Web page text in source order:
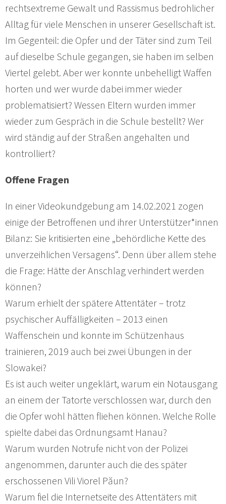
rechtsextreme Gewalt und Rassismus bedrohlicher
Alltag für viele Menschen in unserer Gesellschaft ist.
Im Gegenteil: die Opfer und der Täter sind zum Teil
auf dieselbe Schule gegangen, sie haben im selben
Viertel gelebt. Aber wer konnte unbehelligt Waffen
horten und wer wurde dabei immer wieder
problematisiert? Wessen Eltern wurden immer
wieder zum Gespräch in die Schule bestellt? Wer
wird ständig auf der Straßen angehalten und
kontrolliert?
Offene Fragen
In einer Videokundgebung am 14.02.2021 zogen
einige der Betroffenen und ihrer Unterstützer*innen
Bilanz: Sie kritisierten eine „behördliche Kette des
unverzeihlichen Versagens“. Denn über allem stehe
die Frage: Hätte der Anschlag verhindert werden
können?
Warum erhielt der spätere Attentäter – trotz
psychischer Auffälligkeiten – 2013 einen
Waffenschein und konnte im Schützenhaus
trainieren, 2019 auch bei zwei Übungen in der
Slowakei?
Es ist auch weiter ungeklärt, warum ein Notausgang
an einem der Tatorte verschlossen war, durch den
die Opfer wohl hätten fliehen können. Welche Rolle
spielte dabei das Ordnungsamt Hanau?
Warum wurden Notrufe nicht von der Polizei
angenommen, darunter auch die des später
erschossenen Vili Viorel Păun?
Warum fiel die Internetseite des Attentäters mit